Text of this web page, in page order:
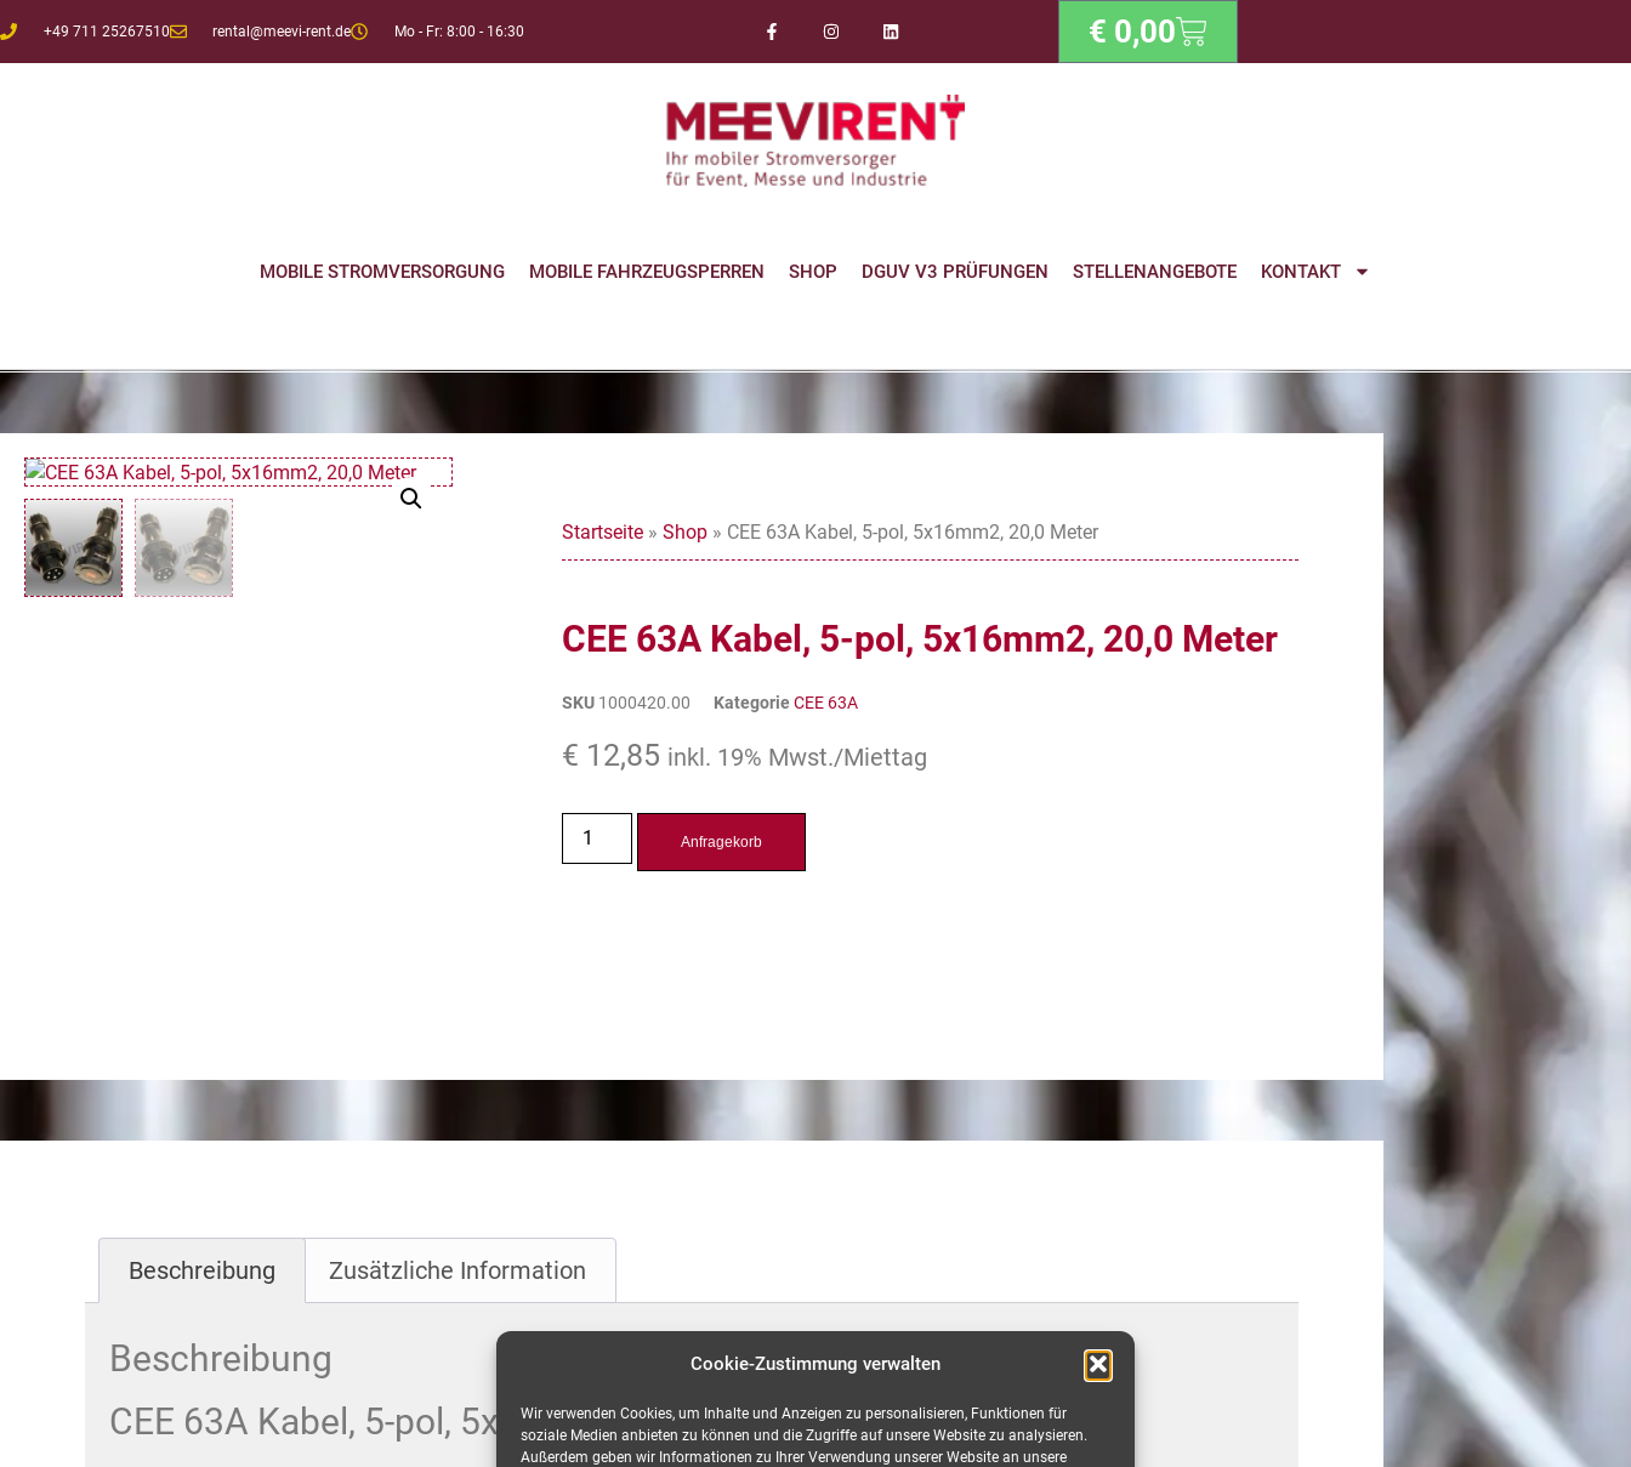
Cookie-Zustimmung verwalten
Wir verwenden Cookies, um Inhalte und Anzeigen zu personalisieren, Funktionen für
soziale Medien anbieten zu können und die Zugriffe auf unsere Website zu analysieren.
Außerdem geben wir Informationen zu Ihrer Verwendung unserer Website an unsere
+49 711 25267510 rental@meevi-rent.de Mo - Fr: 8:00 - 16:30 € 0,00
MOBILE STROMVERSORGUNG MOBILE FAHRZEUGSPERREN SHOP DGUV V3 PRÜFUNGEN STELLENANGEBOTE KONTAKT
Startseite » Shop » CEE 63A Kabel, 5-pol, 5x16mm2, 20,0 Meter
CEE 63A Kabel, 5-pol, 5x16mm2, 20,0 Meter
SKU 1000420.00 KategorieCEE 63A
€ 12,85 inkl. 19% Mwst./Miettag
Anfragekorb
Beschreibung Zusätzliche Information
Beschreibung
CEE 63A Kabel, 5-pol, 5x16mm², 20,0 Meter mieten